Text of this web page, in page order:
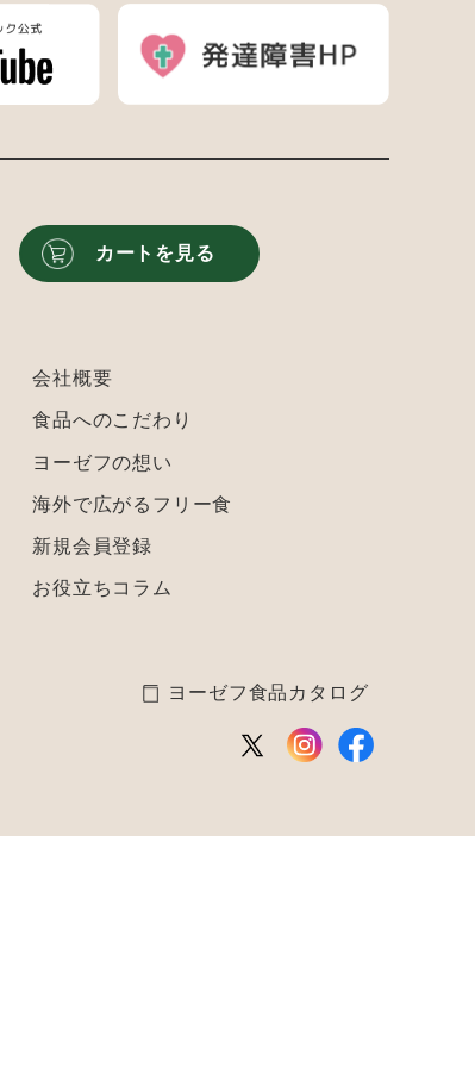
カートを見る
会社概要
食品へのこだわり
ヨーゼフの想い
海外で広がるフリー食
新規会員登録
お役立ちコラム
ヨーゼフ食品カタログ